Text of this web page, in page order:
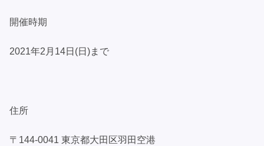
開催時期
2021年2月14日(日)まで
住所
〒144-0041 東京都大田区羽田空港